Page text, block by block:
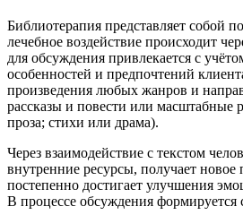
Библиотерапия представляет собой
лечебное воздействие происходит
для обсуждения привлекается с
особенностей и предпочтений
произведения любых жанров и
рассказы и повести или масштабные
проза; стихи или драма).
Через взаимодействие с текстом
внутренние ресурсы, получает
постепенно достигает улучшения
В процессе обсуждения формируется